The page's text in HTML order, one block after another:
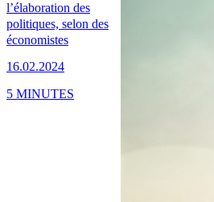
l’élaboration des
politiques, selon des
économistes
16.02.2024
5 MINUTES